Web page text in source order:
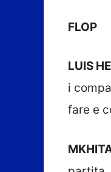
FLOP
LUIS
i
fare e